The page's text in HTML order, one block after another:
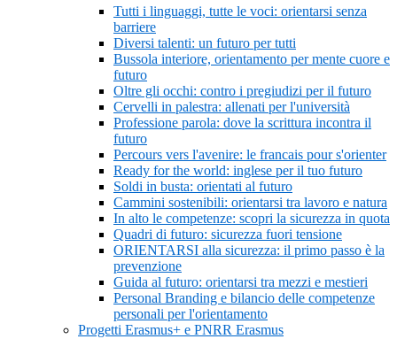
Tutti i linguaggi, tutte le voci: orientarsi senza
barriere
Diversi talenti: un futuro per tutti
Bussola interiore, orientamento per mente cuore e
futuro
Oltre gli occhi: contro i pregiudizi per il futuro
Cervelli in palestra: allenati per l'università
Professione parola: dove la scrittura incontra il
futuro
Percours vers l'avenire: le francais pour s'orienter
Ready for the world: inglese per il tuo futuro
Soldi in busta: orientati al futuro
Cammini sostenibili: orientarsi tra lavoro e natura
In alto le competenze: scopri la sicurezza in quota
Quadri di futuro: sicurezza fuori tensione
ORIENTARSI alla sicurezza: il primo passo è la
prevenzione
Guida al futuro: orientarsi tra mezzi e mestieri
Personal Branding e bilancio delle competenze
personali per l'orientamento
Progetti Erasmus+ e PNRR Erasmus